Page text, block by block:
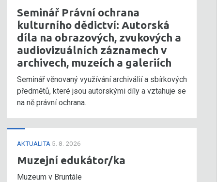
Seminář Právní ochrana
kulturního dědictví: Autorská
díla na obrazových, zvukových a
audiovizuálních záznamech v
archivech, muzeích a galeriích
Seminář věnovaný využívání archiválií a sbírkových
předmětů, které jsou autorskými díly a vztahuje se
na ně právní ochrana.
AKTUALITA 5. 8. 2026
Muzejní edukátor/ka
Muzeum v Bruntále